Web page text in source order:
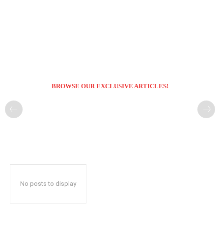
BROWSE OUR EXCLUSIVE ARTICLES!
No posts to display